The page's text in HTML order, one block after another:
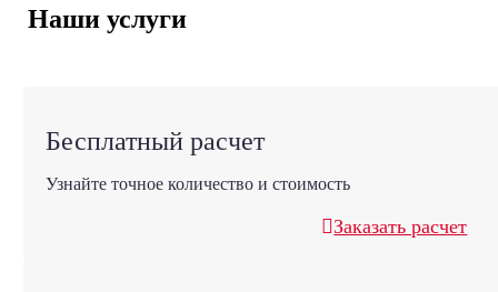
Наши услуги
Бесплатный расчет
Узнайте точное количество и стоимость
Заказать расчет